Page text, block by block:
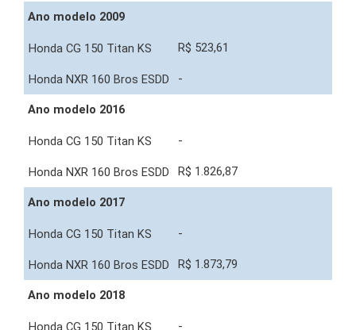
Ano modelo 2009
R$ 523,61
-
Ano modelo 2016
-
R$ 1.826,87
Ano modelo 2017
-
R$ 1.873,79
Ano modelo 2018
-